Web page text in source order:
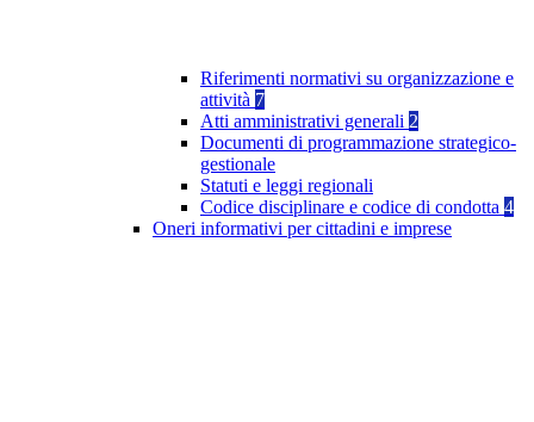
Riferimenti normativi su organizzazione e
attività 7
Atti amministrativi generali 2
Documenti di programmazione strategico-
gestionale
Statuti e leggi regionali
Codice disciplinare e codice di condotta 4
Oneri informativi per cittadini e imprese